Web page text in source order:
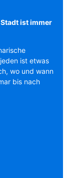
ist immer
ist etwas
wo und wann
bis nach